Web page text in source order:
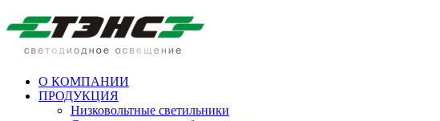
О КОМПАНИИ
ПРОДУКЦИЯ
Низковольтные светильники